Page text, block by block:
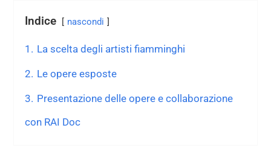
Indice nascondi
1. La scelta degli artisti fiamminghi
2. Le opere esposte
3. Presentazione delle opere e collaborazione
con RAI Doc